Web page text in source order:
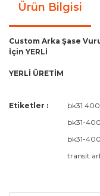
Ürün Bilgisi
Custom Arka Şase
İçin YERLİ
YERLİ ÜRETİM
Bu
Bu ürünün fiyat
kullanarak
Görüş ve
Etiketler : bk31
bk31-
bk31-
transit